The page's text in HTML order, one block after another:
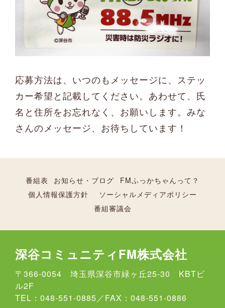
応募方法は、いつのもメッセージに、ステッ
カー希望と記載してください。あわせて、氏
名と住所をお忘れなく、お願いします。みな
さんのメッセージ、お待ちしています！
番組表 お知らせ・ブログ
FMふっかちゃんって？
個人情報保護方針
ソーシャルメディアポリシー
番組審議会
深谷コミュニティFM株式会社
〒366-0054 埼玉県深谷市緑ヶ丘25-30 KBTビ
ル2F
TEL：048-551-0885／FAX：048-551-0886